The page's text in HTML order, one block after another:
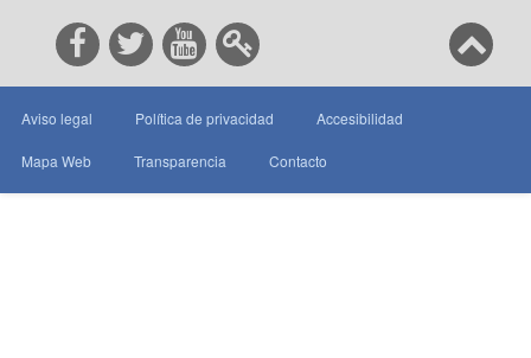
Aviso legal Política de privacidad Accesibilidad
Mapa Web Transparencia Contacto